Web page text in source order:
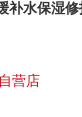
补水保湿
营店